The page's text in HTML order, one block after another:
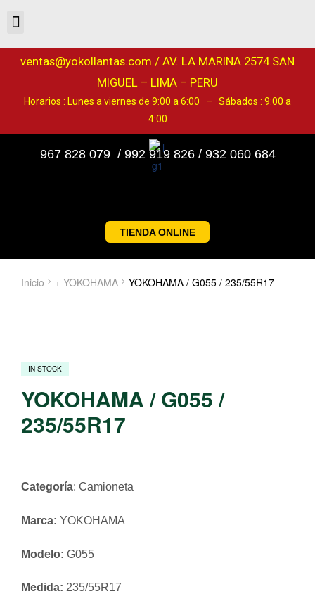
ventas@yokollantas.com / AV. LA MARINA 2574 SAN
MIGUEL – LIMA – PERU
Horarios : Lunes a viernes de 9:00 a 6:00 – Sábados : 9:00 a
4:00
967 828 079 / 992 919 826 / 932 060 684
TIENDA ONLINE
Inicio + YOKOHAMA YOKOHAMA / G055 / 235/55R17
IN STOCK
YOKOHAMA / G055 /
235/55R17
Categoría: Camioneta
Marca: YOKOHAMA
Modelo: G055
Medida: 235/55R17